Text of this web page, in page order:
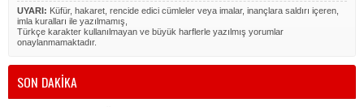
UYARI: Küfür, hakaret, rencide edici cümleler veya imalar, inançlara saldırı içeren,
imla kuralları ile yazılmamış,
Türkçe karakter kullanılmayan ve büyük harflerle yazılmış yorumlar
onaylanmamaktadır.
SON DAKİKA